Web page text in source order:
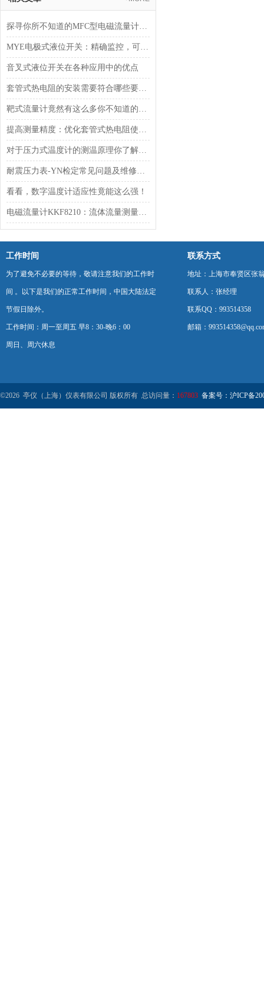
探寻你所不知道的MFC型电磁流量计的测量原理
MYE电极式液位开关：精确监控，可靠操作
音叉式液位开关在各种应用中的优点
套管式热电阻的安装需要符合哪些要求？
靶式流量计竟然有这么多你不知道的*性能
提高测量精度：优化套管式热电阻使用技巧
对于压力式温度计的测温原理你了解多少？
耐震压力表-YN检定常见问题及维修技巧
看看，数字温度计适应性竟能这么强！
电磁流量计KKF8210：流体流量测量的技术突破者
工作时间
为了避免不必要的等待，敬请注意我们的工作时
间 。以下是我们的正常工作时间，中国大陆法定
节假日除外。
工作时间：周一至周五 早8：30-晚6：00
周日、周六休息
联系方式
地址：上海市奉贤区张
联系人：张经理
联系QQ：993514358
邮箱：
©2026 亭仪（上海）仪表有限公司 版权所有 总访问量： 167803 备案号：沪ICP备